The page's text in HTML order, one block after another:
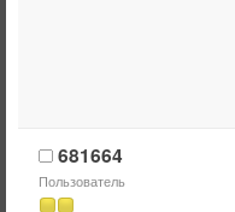
681664
Пользователь